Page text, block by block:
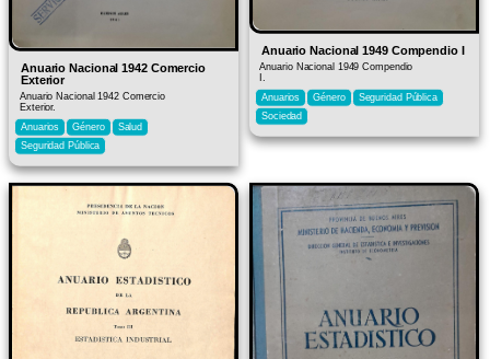
Anuario Nacional 1942 Comercio
Exterior
Anuario Nacional 1942 Comercio
Exterior.
Anuarios
Género
Salud
Seguridad Pública
Anuario Nacional 1949 Compendio I
Anuario Nacional 1949 Compendio
Anuarios
Género
Seguridad Pública
Sociedad